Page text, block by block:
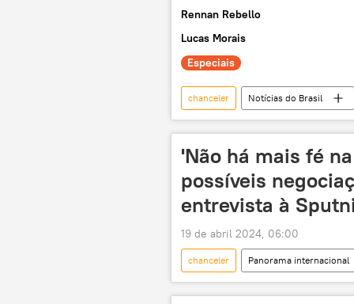
Rennan Rebello
Lucas Morais
Especiais
chanceler Notícias do Brasil
Brasil
Moscou
'Não há mais fé
possíveis
entrevista à
19 de abril 2024, 06:00
chanceler Panorama internacional
Rússia
MRE